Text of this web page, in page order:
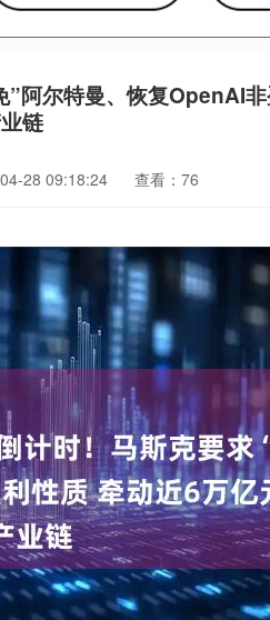
阿尔特曼、恢复OpenAI
链
28 09:18:24 查看：76